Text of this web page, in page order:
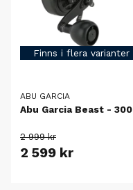
Finns i flera varianter
ABU GARCIA
Abu Garcia Beast - 300
2 999 kr
2 599 kr